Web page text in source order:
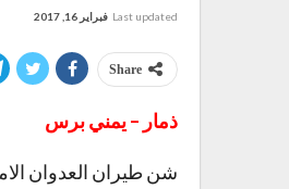
Last updated فبراير 16, 2017
Share
ذمار – يمني برس